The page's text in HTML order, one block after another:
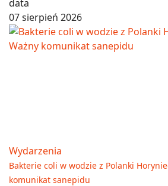
07 sierpień 2026
Wydarzenia
Bakterie coli w wodzie z Polanki
komunikat sanepidu